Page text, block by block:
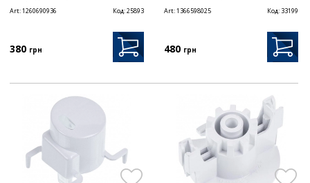
Art:1260690936 Код:25893
380 грн
Art:1366598025 Код: 33199
480 грн